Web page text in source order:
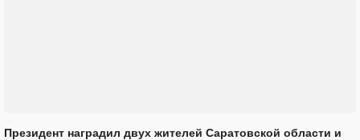
Президент наградил двух жителей Саратовской области и